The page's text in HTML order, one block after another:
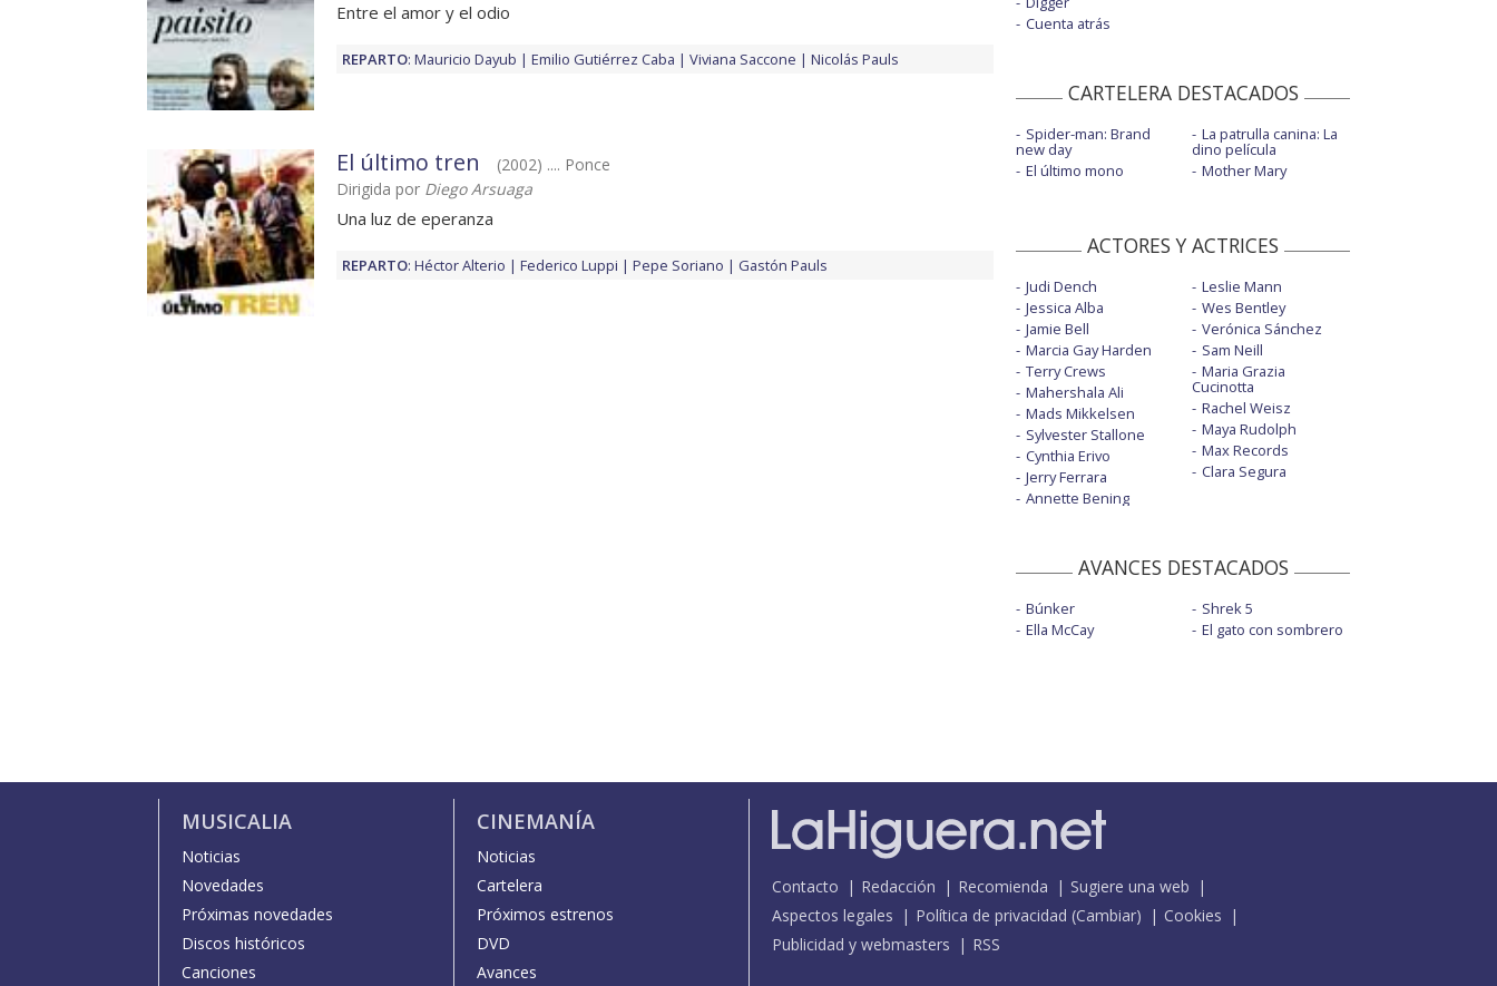
Entre el amor y el odio
REPARTO: Mauricio Dayub Emilio Gutiérrez Caba Viviana Saccone Nicolás Pauls
El último tren
(2002) .... Ponce
Dirigida por Diego Arsuaga
Una luz de eperanza
REPARTO: Héctor Alterio Federico Luppi Pepe Soriano Gastón Pauls
Cuenta atrás
CARTELERA DESTACADOS
Spider-man: Brand
new day
El último mono
La patrulla canina: La
dino película
Mother Mary
ACTORES Y ACTRICES
Judi Dench
Jessica Alba
Jamie Bell
Marcia Gay Harden
Terry Crews
Mahershala Ali
Mads Mikkelsen
Sylvester Stallone
Cynthia Erivo
Jerry Ferrara
Annette Bening
Leslie Mann
Wes Bentley
Verónica Sánchez
Sam Neill
Maria Grazia
Cucinotta
Rachel Weisz
Maya Rudolph
Max Records
Clara Segura
AVANCES DESTACADOS
Búnker
Ella McCay
Shrek 5
El gato con sombrero
MUSICALIA
Noticias
Novedades
Próximas novedades
Discos históricos
Canciones
CINEMANÍA
Noticias
Cartelera
Próximos estrenos
DVD
Avances
Contacto Redacción Recomienda
Sugiere una web
Aspectos legales
Política de privacidad (Cambiar)
Cookies
Publicidad y webmasters
RSS